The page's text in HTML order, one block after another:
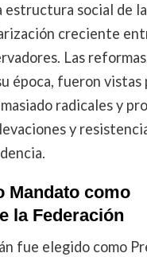
estructura social de
creciente
Las
época, fueron vistas
radicales y
y
Mandato como
la Federación
fue elegido como